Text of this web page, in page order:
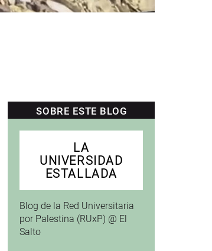
SOBRE ESTE BLOG
LA
UNIVERSIDAD
ESTALLADA
Blog de la Red Universitaria
por Palestina (RUxP) @ El
Salto